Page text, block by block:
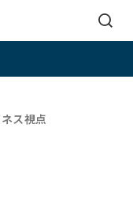
ス視点